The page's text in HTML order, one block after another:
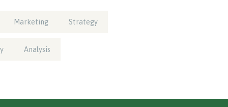
Marketing Strategy
Analysis